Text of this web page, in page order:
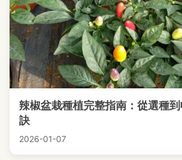
辣椒盆栽種植完整指南：從選種
訣
2026-01-07